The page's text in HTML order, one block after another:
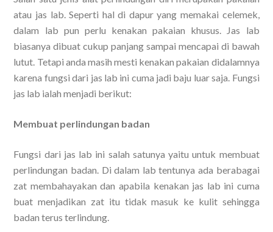
atau jas lab. Seperti hal di dapur yang memakai celemek,
dalam lab pun perlu kenakan pakaian khusus. Jas lab
biasanya dibuat cukup panjang sampai mencapai di bawah
lutut. Tetapi anda masih mesti kenakan pakaian didalamnya
karena fungsi dari jas lab ini cuma jadi baju luar saja. Fungsi
jas lab ialah menjadi berikut:
Membuat perlindungan badan
Fungsi dari jas lab ini salah satunya yaitu untuk membuat
perlindungan badan. Di dalam lab tentunya ada berabagai
zat membahayakan dan apabila kenakan jas lab ini cuma
buat menjadikan zat itu tidak masuk ke kulit sehingga
badan terus terlindung.